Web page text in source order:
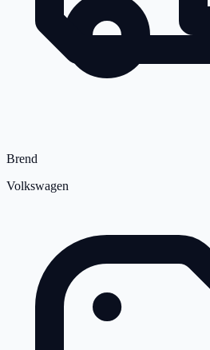
Brend
Volkswagen